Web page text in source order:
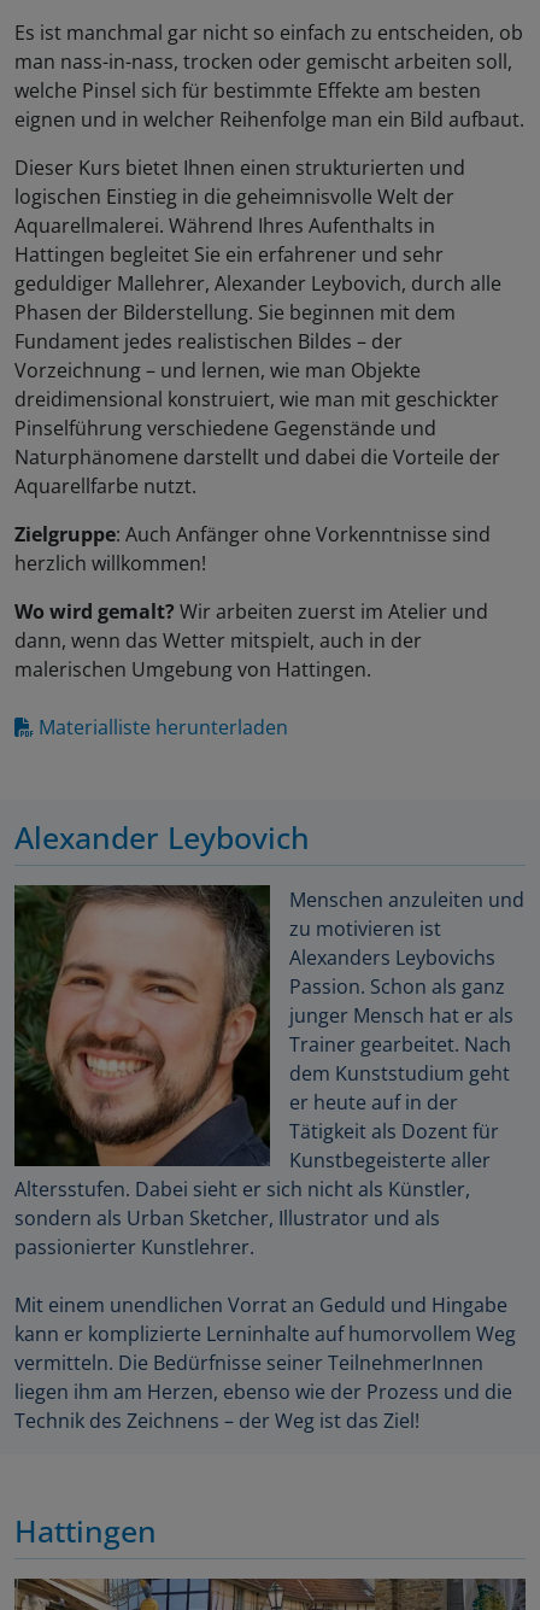
Es ist manchmal gar nicht so einfach zu entscheiden, ob
man nass-in-nass, trocken oder gemischt arbeiten soll,
welche Pinsel sich für bestimmte Effekte am besten
eignen und in welcher Reihenfolge man ein Bild aufbaut.
Dieser Kurs bietet Ihnen einen strukturierten und
logischen Einstieg in die geheimnisvolle Welt der
Aquarellmalerei. Während Ihres Aufenthalts in
Hattingen begleitet Sie ein erfahrener und sehr
geduldiger Mallehrer, Alexander Leybovich, durch alle
Phasen der Bilderstellung. Sie beginnen mit dem
Fundament jedes realistischen Bildes – der
Vorzeichnung – und lernen, wie man Objekte
dreidimensional konstruiert, wie man mit geschickter
Pinselführung verschiedene Gegenstände und
Naturphänomene darstellt und dabei die Vorteile der
Aquarellfarbe nutzt.
Zielgruppe: Auch Anfänger ohne Vorkenntnisse sind
herzlich willkommen!
Wo wird gemalt? Wir arbeiten zuerst im Atelier und
dann, wenn das Wetter mitspielt, auch in der
malerischen Umgebung von Hattingen.
Materialliste herunterladen
Alexander Leybovich
Menschen anzuleiten und
zu motivieren ist
Alexanders Leybovichs
Passion. Schon als ganz
junger Mensch hat er als
Trainer gearbeitet. Nach
dem Kunststudium geht
er heute auf in der
Tätigkeit als Dozent für
Kunstbegeisterte aller
Altersstufen. Dabei sieht er sich nicht als Künstler,
sondern als Urban Sketcher, Illustrator und als
passionierter Kunstlehrer.
Mit einem unendlichen Vorrat an Geduld und Hingabe
kann er komplizierte Lerninhalte auf humorvollem Weg
vermitteln. Die Bedürfnisse seiner TeilnehmerInnen
liegen ihm am Herzen, ebenso wie der Prozess und die
Technik des Zeichnens – der Weg ist das Ziel!
Hattingen